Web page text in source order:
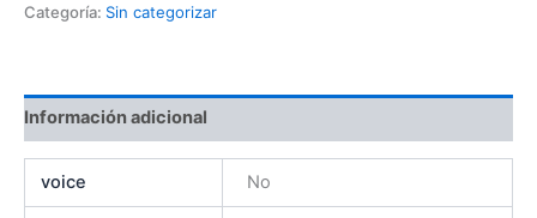
Categoría: Sin categorizar
Información adicional
voice No